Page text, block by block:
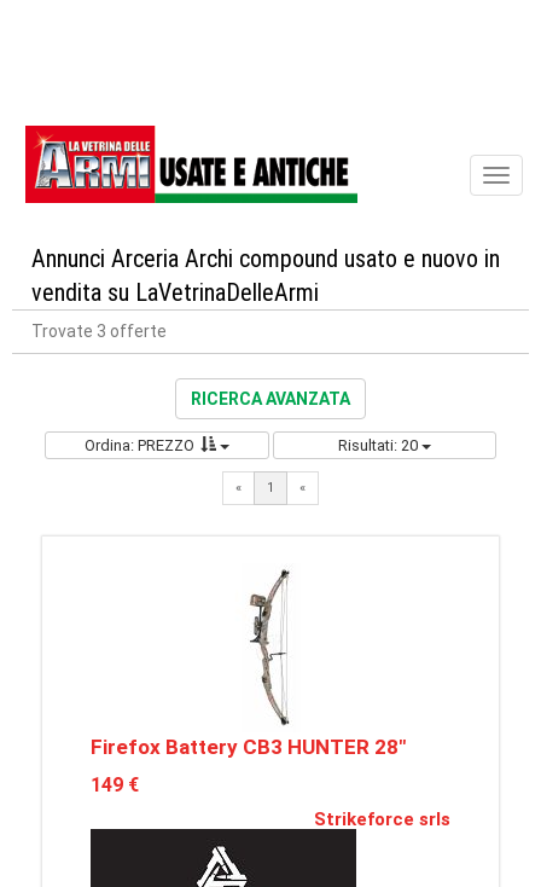
Annunci Arceria Archi compound usato e nuovo in
vendita su LaVetrinaDelleArmi
Trovate 3 offerte
RICERCA AVANZATA
Ordina: PREZZO Risultati: 20
« 1 «
Firefox Battery CB3 HUNTER 28"
149 €
Strikeforce srls